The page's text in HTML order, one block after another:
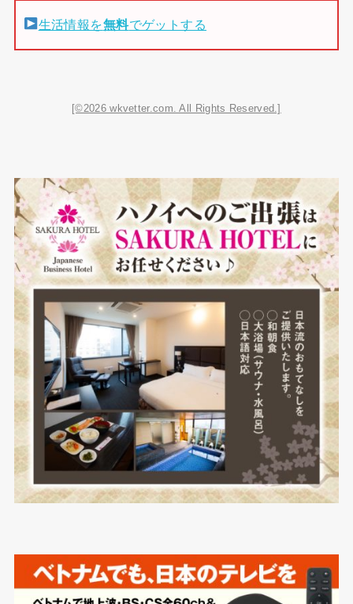
生活情報を無料でゲットする
[©2026 wkvetter.com. All Rights Reserved.]